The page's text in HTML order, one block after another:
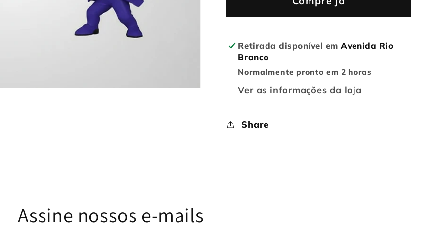
YAMI
YUGI
#1451
YAMI
YUGI
#1451
Retirada disponível emAvenida Rio
Branco
Normalmente pronto em 2 horas
Ver as informações da loja
Share
Assine nossos e-mails